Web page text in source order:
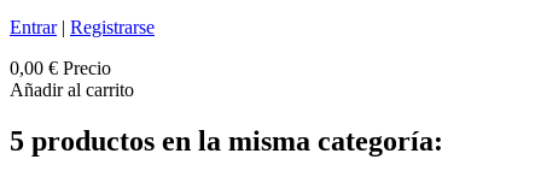
Entrar| Registrarse
0,00 € Precio
Añadir al carrito
5 productos en la misma categoría: